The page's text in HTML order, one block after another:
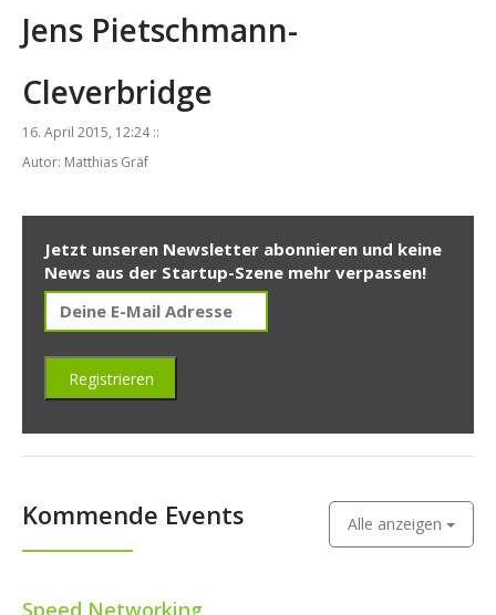
Jens Pietschmann-
Cleverbridge
16. April 2015, 12:24 ::
Autor: Matthias Gräf
Jetzt unseren Newsletter abonnieren und keine
News aus der Startup-Szene mehr verpassen!
Kommende Events Alle anzeigen
Speed Networking